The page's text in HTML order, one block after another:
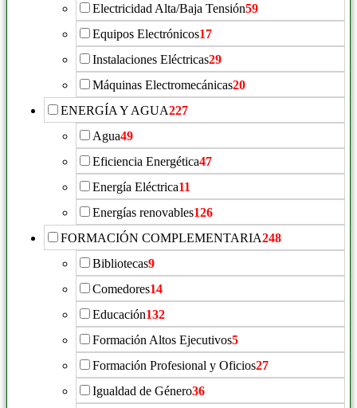
Electricidad Alta/Baja Tensión59
Equipos Electrónicos17
Instalaciones Eléctricas29
Máquinas Electromecánicas20
ENERGÍA Y AGUA227
Agua49
Eficiencia Energética47
Energía Eléctrica11
Energías renovables126
FORMACIÓN COMPLEMENTARIA248
Bibliotecas9
Comedores14
Educación132
Formación Altos Ejecutivos5
Formación Profesional y Oficios27
Igualdad de Género36